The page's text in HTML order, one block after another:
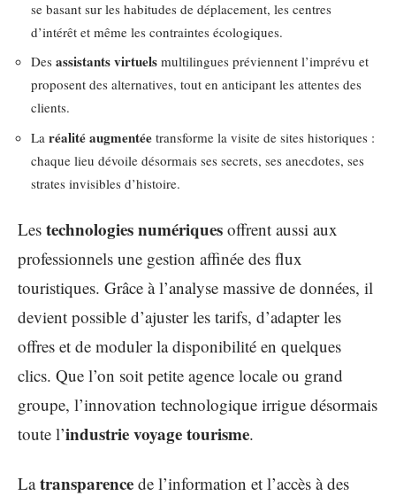
se basant sur les habitudes de déplacement, les centres
d’intérêt et même les contraintes écologiques.
Des assistants virtuels multilingues préviennent l’imprévu et
proposent des alternatives, tout en anticipant les attentes des
clients.
La réalité augmentée transforme la visite de sites historiques :
chaque lieu dévoile désormais ses secrets, ses anecdotes, ses
strates invisibles d’histoire.
Les technologies numériques offrent aussi aux
professionnels une gestion affinée des flux
touristiques. Grâce à l’analyse massive de données, il
devient possible d’ajuster les tarifs, d’adapter les
offres et de moduler la disponibilité en quelques
clics. Que l’on soit petite agence locale ou grand
groupe, l’innovation technologique irrigue désormais
toute l’industrie voyage tourisme.
Latransparence de l’information et l’accès à des